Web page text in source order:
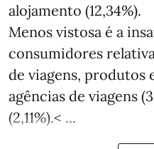
alojamento (12,34%).
Menos vistosa é a
consumidores
de viagens, produtos
agências de viagens
(2,11%).< ...